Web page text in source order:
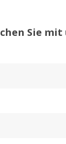
Sie mit